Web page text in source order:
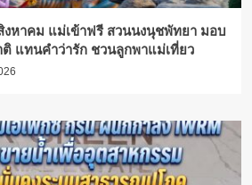
งหาคม แม่เข้าฟรี สวนนงนุชพัทยา มอบ
แทนคำว่ารัก ชวนลูกพาแม่เที่ยว